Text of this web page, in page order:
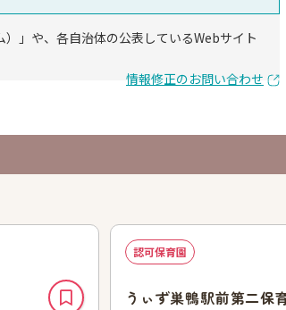
」や、各自治体の公表しているWebサイト
情報修正のお問い合わせ
認可保育園
うぃず巣鴨駅前第二保